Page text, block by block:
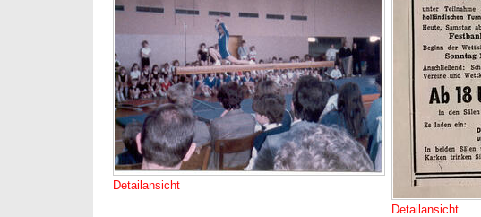
Detailansicht
Detailansicht